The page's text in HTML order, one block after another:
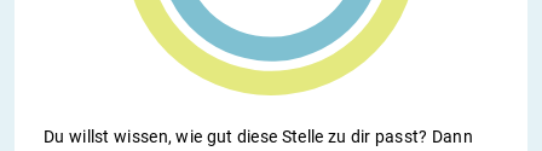
Du willst wissen, wie gut diese Stelle zu dir passt? Dann